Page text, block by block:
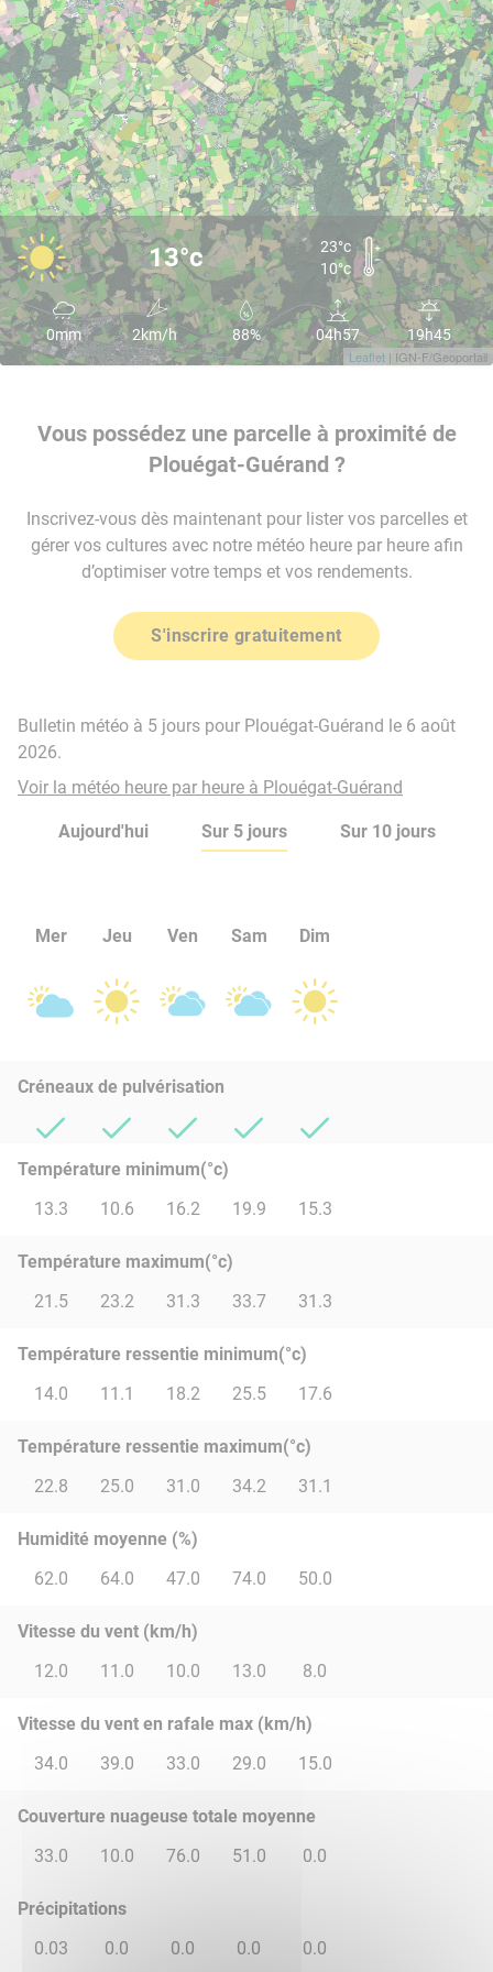
Leaflet | IGN-F/Geoportail
13°c
23°c
10°c
0mm 2km/h 88% 04h57 19h45
Vous possédez une parcelle à proximité de
Plouégat-Guérand ?
Inscrivez-vous dès maintenant pour lister vos parcelles et
gérer vos cultures avec notre météo heure par heure afin
d’optimiser votre temps et vos rendements.
S'inscrire gratuitement
Bulletin météo à 5 jours pour Plouégat-Guérand le 6 août
2026.
Voir la météo heure par heure à Plouégat-Guérand
Aujourd'hui Sur 5 jours Sur 10 jours
Mer Jeu Ven Sam Dim
Créneaux de pulvérisation
Température minimum(°c)
13.3
10.6 16.2 19.9 15.3
Température maximum(°c)
21.5
23.2 31.3 33.7 31.3
Température ressentie minimum(°c)
14.0
11.1 18.2 25.5 17.6
Température ressentie maximum(°c)
22.8
25.0 31.0 34.2 31.1
Humidité moyenne (%)
62.0
64.0 47.0 74.0 50.0
Vitesse du vent (km/h)
12.0
11.0 10.0 13.0 8.0
Vitesse du vent en rafale max (km/h)
34.0
39.0 33.0 29.0 15.0
Couverture nuageuse totale moyenne
33.0
10.0 76.0 51.0 0.0
Précipitations
0.03
0.0 0.0 0.0 0.0